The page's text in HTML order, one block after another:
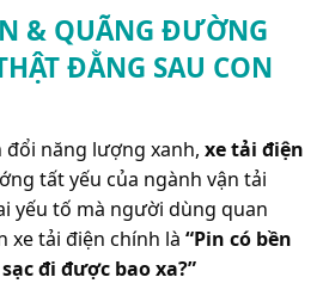
& QUÃNG ĐƯỜNG
ĐẰNG SAU CON
năng lượng xanh, xe tải điện
tất yếu của ngành vận tải
yếu tố mà người dùng quan
xe tải điện chính là “Pin có bền
đi được bao xa?”